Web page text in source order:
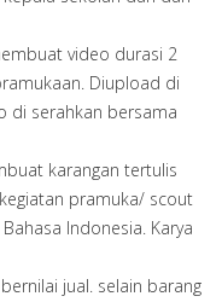
video durasi 2
Diupload di
di serahkan bersama
karangan tertulis
pramuka/ scout
Indonesia. Karya
jual. selain barang